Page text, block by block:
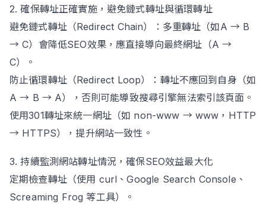
2. 確保轉址正確實施，避免鏈式轉址與循環轉址
避免鏈式轉址（Redirect Chain）：多重轉址（如A → B
→ C）會降低SEO效果，應直接導向最終網址（A →
C）。
防止循環轉址（Redirect Loop）：轉址不應回到自身（如
A → B → A），否則可能導致搜尋引擎無法索引該頁面。
使用301轉址來統一網址（如 non-www → www，HTTP
→ HTTPS），提升網站一致性。
3. 持續監測網站轉址情況，確保SEO效益最大化
定期檢查轉址（使用 curl、Google Search Console、
Screaming Frog 等工具）。